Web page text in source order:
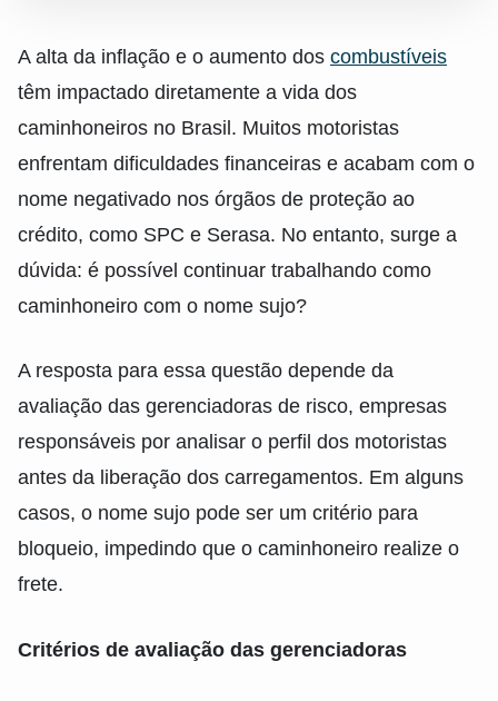
A alta da inflação e o aumento dos combustíveis
têm impactado diretamente a vida dos
caminhoneiros no Brasil. Muitos motoristas
enfrentam dificuldades financeiras e acabam com o
nome negativado nos órgãos de proteção ao
crédito, como SPC e Serasa. No entanto, surge a
dúvida: é possível continuar trabalhando como
caminhoneiro com o nome sujo?
A resposta para essa questão depende da
avaliação das gerenciadoras de risco, empresas
responsáveis por analisar o perfil dos motoristas
antes da liberação dos carregamentos. Em alguns
casos, o nome sujo pode ser um critério para
bloqueio, impedindo que o caminhoneiro realize o
frete.
Critérios de avaliação das gerenciadoras